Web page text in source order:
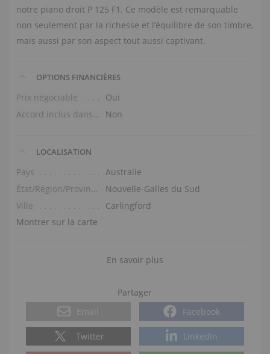
notre piano droit P 125 F1. Ce modèle est remarquable
non seulement par la richesse et l’équilibre de son timbre,
mais aussi par son aspect tout aussi captivant.
OPTIONS FINANCIÈRES
Prix négociable
Oui
Accord inclus dans le prix
Non
LOCALISATION
Pays
Australie
État/Région/Province
Nouvelle-Galles du Sud
Ville
Carlingford
Montrer sur la carte
En savoir plus
Partager
Email
Facebook
Twitter LinkedIn